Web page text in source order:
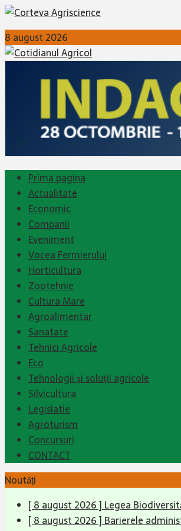
8 august 2026
Prima pagina
Actualitate
Economic
Companii
Eveniment
Vocea Fermierului
Horticultura
Zootehnie
Cultura Mare
Agroalimentar
Sanatate
Tehnici Agricole
Eco
Tehnologii şi soluţii agricole
Silvicultura
Legislatie
Agroturism
Concursuri
CONTACT
Noutăți
[ 8 august 2026 ]Legea
[ 8 august 2026 ]Barierele